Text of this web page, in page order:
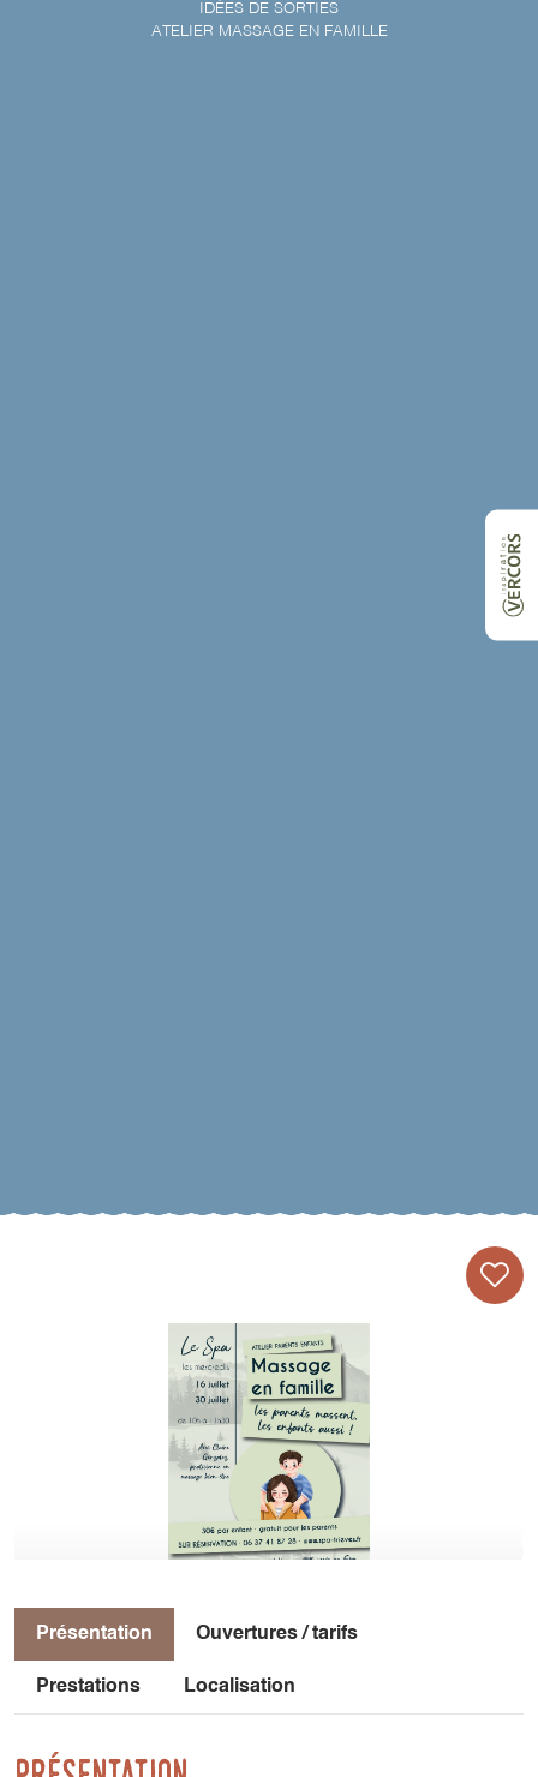
IDÉES DE SORTIES
ATELIER MASSAGE EN FAMILLE
Présentation Ouvertures / tarifs
Prestations Localisation